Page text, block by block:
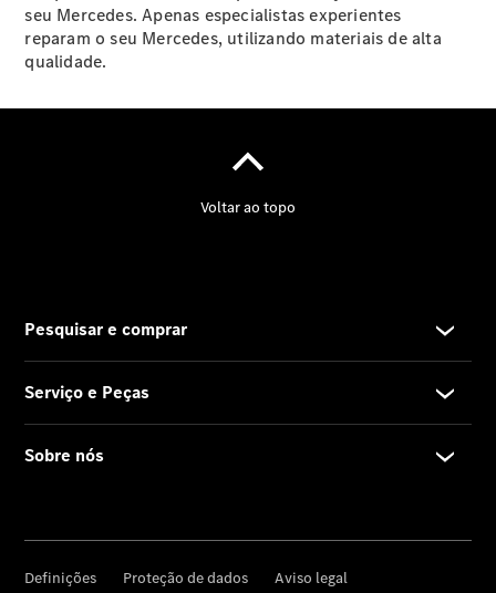
seu Mercedes. Apenas especialistas experientes
reparam o seu Mercedes, utilizando materiais de alta
qualidade.